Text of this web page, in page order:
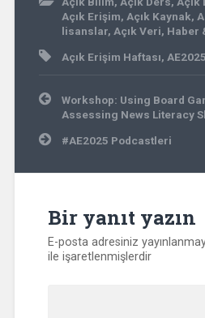
Açık Erişim, Açık Kaynak,
lisanslar, Açık Veri, Haber
Açık Erişim Haftası, AE2025
Yazı
gezinmesi
Workshop: Using Board
Assessing News Literacy
#AE2025 Podcastleri
Bir yanıt yazın
E-posta adresiniz
ile işaretlenmişlerdir